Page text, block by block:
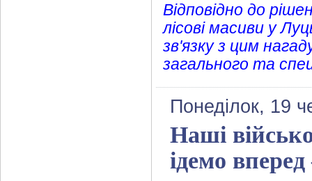
Відповідно до
лісові масиви у
зв'язку з цим
загального та
Понеділок, 19
Наші
ідемо